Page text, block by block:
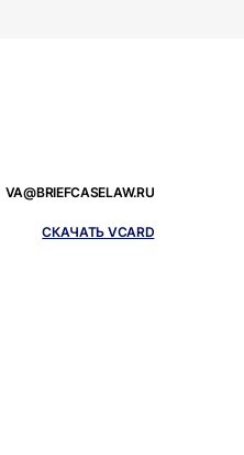
VA@BRIEFCASELAW.RU
СКАЧАТЬ VCARD